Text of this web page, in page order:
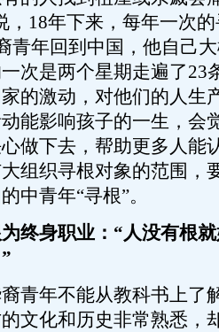
，18年下来，每年一次
青年回到中国，他自己
次是两个星期走遍了23
的激动，对他们的人生
能影响孩子的一生，会
做下去，帮助更多人能
组织寻根对象的范围，
中青年“寻根”。
终身职业：“人没有根
年不能从教科书上了
文化和历史非常熟悉，